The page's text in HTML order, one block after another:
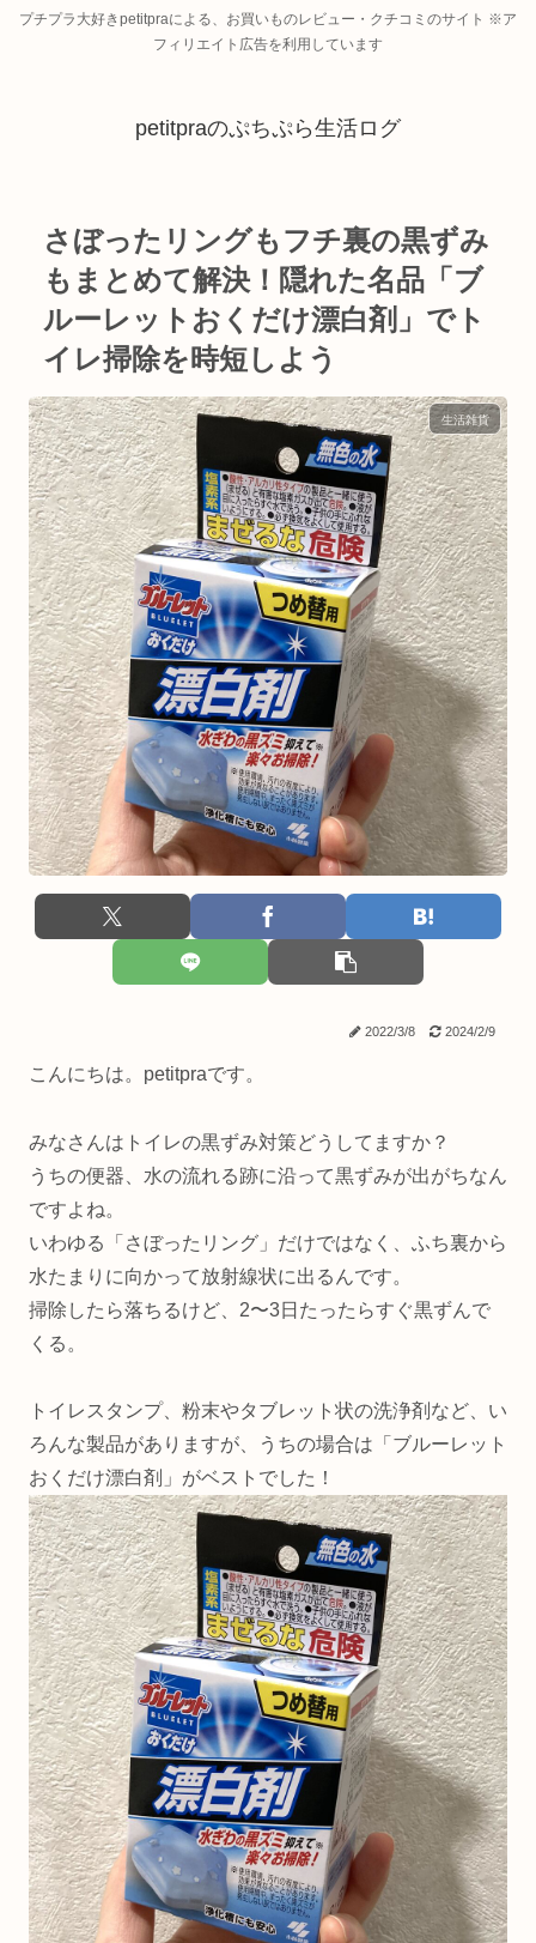
プチプラ大好きpetitpraによる、お買いものレビュー・クチコミのサイト ※ア
フィリエイト広告を利用しています
petitpraのぷちぷら生活ログ
さぼったリングもフチ裏の黒ずみ
もまとめて解決！隠れた名品「ブ
ルーレットおくだけ漂白剤」でト
イレ掃除を時短しよう
生活雑貨
2022/3/8 2024/2/9
こんにちは。petitpraです。
みなさんはトイレの黒ずみ対策どうしてますか？
うちの便器、水の流れる跡に沿って黒ずみが出がちなん
ですよね。
いわゆる「さぼったリング」だけではなく、ふち裏から
水たまりに向かって放射線状に出るんです。
掃除したら落ちるけど、2〜3日たったらすぐ黒ずんで
くる。
トイレスタンプ、粉末やタブレット状の洗浄剤など、い
ろんな製品がありますが、うちの場合は「ブルーレット
おくだけ漂白剤」がベストでした！